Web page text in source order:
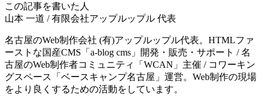
この記事を書いた人
山本 一道 / 有限会社アップルップル 代表
名古屋のWeb制作会社 (有)アップルップル代表。HTMLファ
ーストな国産CMS「a-blog cms」開発・販売・サポート / 名
古屋のWeb制作者コミュニティ「WCAN」主催 / コワーキン
グスペース「ベースキャンプ名古屋」運営。Web制作の現場
をより良くするための活動をしています。